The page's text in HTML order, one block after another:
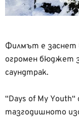
Филмът е заснет
огромен бюджет
саундтрак.
“Days of My
тазгодишното